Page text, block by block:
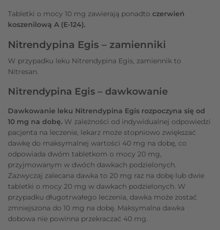
Tabletki o mocy 10 mg zawierają ponadto czerwień
koszenilową A (E-124).
Nitrendypina Egis – zamienniki
W przypadku leku Nitrendypina Egis, zamiennik to
Nitresan.
Nitrendypina Egis – dawkowanie
Dawkowanie leku Nitrendypina Egis rozpoczyna się od
10 mg na dobę. W zależności od indywidualnej odpowiedzi
pacjenta na leczenie, lekarz może stopniowo zwiększać
dawkę do maksymalnej wartości 40 mg na dobę, co
odpowiada dwóm tabletkom o mocy 20 mg,
przyjmowanym w dwóch dawkach podzielonych.
Zazwyczaj zalecana dawka to 20 mg raz na dobę lub dwie
tabletki o mocy 20 mg w dawkach podzielonych. W
przypadku długotrwałego leczenia, dawka może zostać
zmniejszona do 10 mg na dobę. Maksymalna dawka
dobowa nie powinna przekraczać 40 mg.